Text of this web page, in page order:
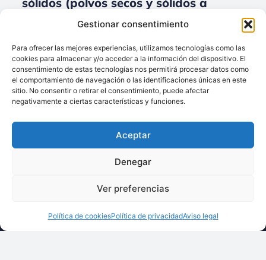
Gestionar consentimiento
Para ofrecer las mejores experiencias, utilizamos tecnologías como las
cookies para almacenar y/o acceder a la información del dispositivo. El
consentimiento de estas tecnologías nos permitirá procesar datos como
el comportamiento de navegación o las identificaciones únicas en este
sitio. No consentir o retirar el consentimiento, puede afectar
negativamente a ciertas características y funciones.
Aceptar
Denegar
Ver preferencias
Política de cookiesPolítica de privacidadAviso legal
granel) para Conductos/ Tuberías.
Techsolids®está
empresas que
servicios para el
procesamiento de
Llámenos:
+34 93 238 68 68
Dónde estamos:
C/ Francisco Giner,
08012 Barcelona
Escríbanos:
info@techsolids.com
Síganos en redes